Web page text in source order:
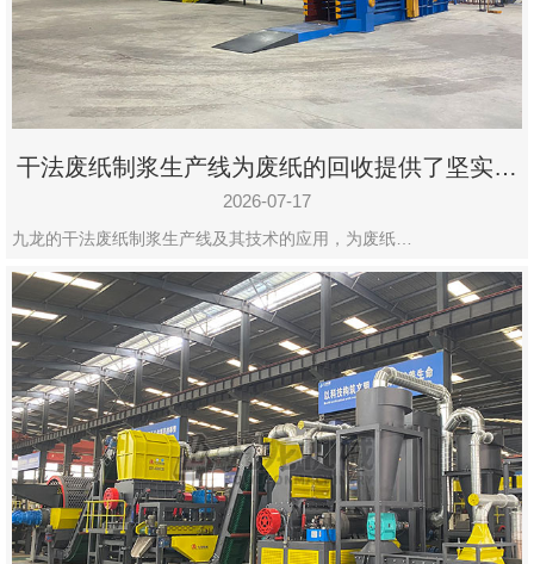
系
郑
州
市
设
有
限
公
司
豫
ICP
备
19020390
号-1
干法废纸制浆生产线为废纸的回收提供了坚实的
保障
2026-07-17
九龙的干法废纸制浆生产线及其技术的应用，为废纸…